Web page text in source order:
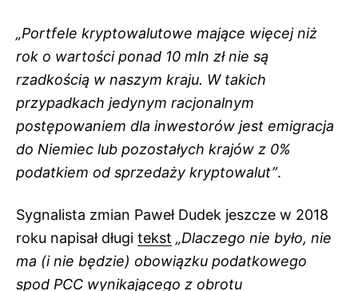
„Portfele kryptowalutowe mające więcej niż
rok o wartości ponad 10 mln zł nie są
rzadkością w naszym kraju. W takich
przypadkach jedynym racjonalnym
postępowaniem dla inwestorów jest emigracja
do Niemiec lub pozostałych krajów z 0%
podatkiem od sprzedaży kryptowalut”.
Sygnalista zmian Paweł Dudek jeszcze w 2018
roku napisał długi tekst „Dlaczego nie było, nie
ma (i nie będzie) obowiązku podatkowego
spod PCC wynikającego z obrotu